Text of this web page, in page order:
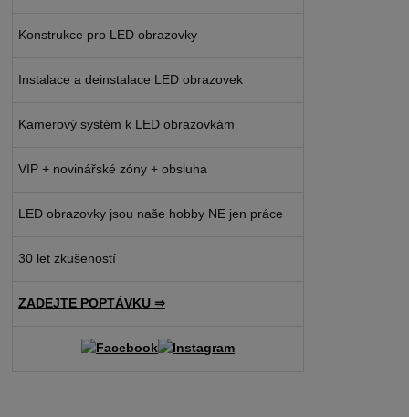
Konstrukce pro LED obrazovky
Instalace a deinstalace LED obrazovek
Kamerový systém k LED obrazovkám
VIP + novinářské zóny + obsluha
LED obrazovky jsou naše hobby NE jen práce
30 let zkušeností
ZADEJTE POPTÁVKU ⇒